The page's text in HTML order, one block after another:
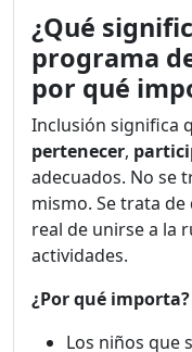
¿Qué
programa
por qué
Inclusión significa
pertenecer,
adecuados. No se
mismo. Se trata
real de unirse a la
actividades.
¿Por qué importa?
Los niños que